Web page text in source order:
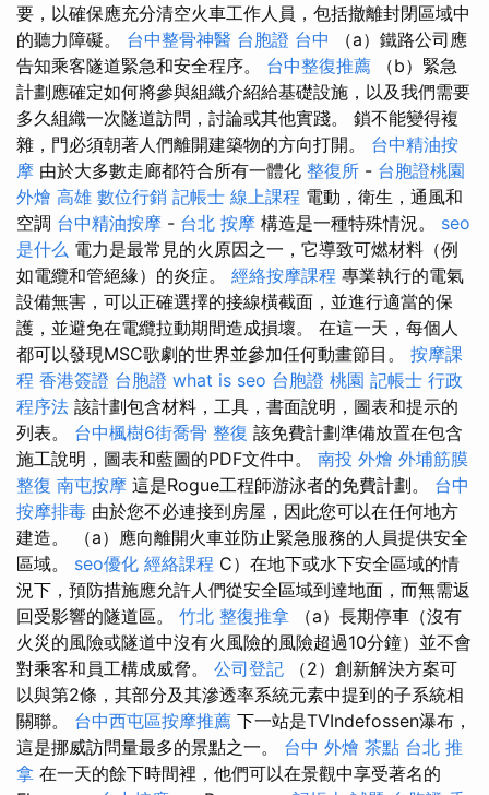
要，以確保應充分清空火車工作人員，包括撤離封閉區域中
的聽力障礙。 台中整骨神醫 台胞證 台中 （a）鐵路公司應
告知乘客隧道緊急和安全程序。 台中整復推薦 （b）緊急
計劃應確定如何將參與組織介紹給基礎設施，以及我們需要
多久組織一次隧道訪問，討論或其他實踐。 鎖不能變得複
雜，門必須朝著人們離開建築物的方向打開。 台中精油按
摩 由於大多數走廊都符合所有一體化 整復所 - 台胞證桃園
外燴 高雄 數位行銷 記帳士 線上課程 電動，衛生，通風和
空調 台中精油按摩 - 台北 按摩 構造是一種特殊情況。 seo
是什么 電力是最常見的火原因之一，它導致可燃材料（例
如電纜和管絕緣）的炎症。 經絡按摩課程 專業執行的電氣
設備無害，可以正確選擇的接線橫截面，並進行適當的保
護，並避免在電纜拉動期間造成損壞。 在這一天，每個人
都可以發現MSC歌劇的世界並參加任何動畫節目。 按摩課
程 香港簽證 台胞證 what is seo 台胞證 桃園 記帳士 行政
程序法 該計劃包含材料，工具，書面說明，圖表和提示的
列表。 台中楓樹6街喬骨 整復 該免費計劃準備放置在包含
施工說明，圖表和藍圖的PDF文件中。 南投 外燴 外埔筋膜
整復 南屯按摩 這是Rogue工程師游泳者的免費計劃。 台中
按摩排毒 由於您不必連接到房屋，因此您可以在任何地方
建造。 （a）應向離開火車並防止緊急服務的人員提供安全
區域。 seo優化 經絡課程 C）在地下或水下安全區域的情
況下，預防措施應允許人們從安全區域到達地面，而無需返
回受影響的隧道區。 竹北 整復推拿 （a）長期停車（沒有
火災的風險或隧道中沒有火風險的風險超過10分鐘）並不會
對乘客和員工構成威脅。 公司登記 （2）創新解決方案可
以與第2條，其部分及其滲透率系統元素中提到的子系統相
關聯。 台中西屯區按摩推薦 下一站是TVIndefossen瀑布，
這是挪威訪問量最多的景點之一。 台中 外燴 茶點 台北 推
拿 在一天的餘下時間裡，他們可以在景觀中享受著名的